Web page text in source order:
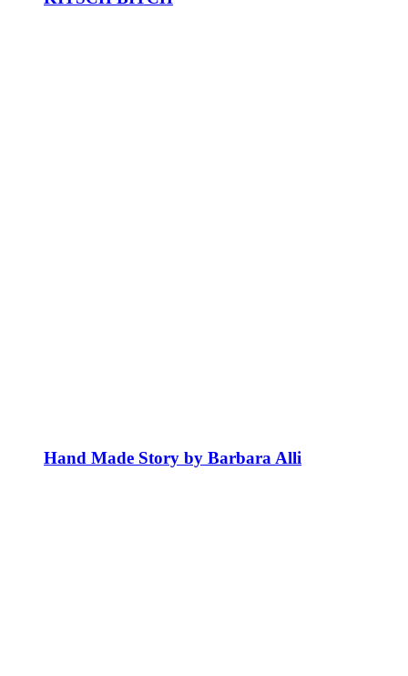
Hand Made Story by Barbara Alli